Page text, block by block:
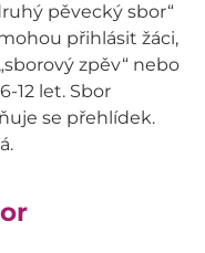
pěvecký sbor“
přihlásit žáci,
zpěv“ nebo
12 let. Sbor
se přehlídek.